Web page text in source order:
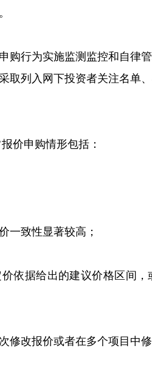
购行为实施监测监控和自律
取列入网下投资者关注名单
价申购情形包括：
一致性显著较高；
价依据给出的建议价格区间
修改报价或者在多个项目中修